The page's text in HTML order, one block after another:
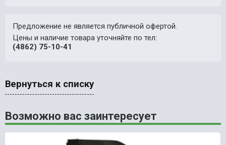
Предложение не является публичной офертой.
Цены и наличие товара уточняйте по тел:
(4862) 75-10-41
Вернуться к списку
Возможно вас заинтересует